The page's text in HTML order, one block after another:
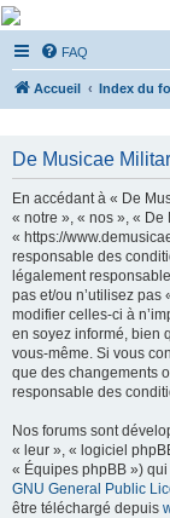
De Musicae
Forums
Forums de discussions
FAQ
Accueil Index du
De Musicae
En accédant à « De
« notre », « nos », «
« https://
responsable des
légalement
pas et/ou n’utilisez
modifier celles-ci à
en soyez informé, bien
vous-même. Si vous
que des changements
responsable des
Nos forums sont
« leur », « logiciel
« Équipes phpBB »)
GNU General Public
être téléchargé depuis